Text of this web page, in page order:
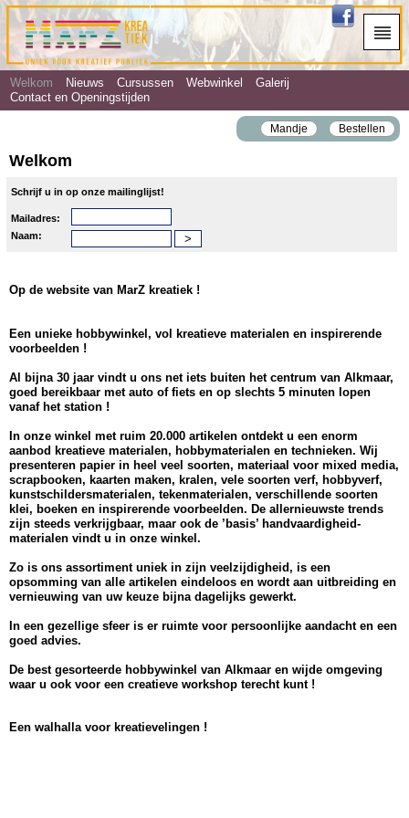
Welkom Nieuws Cursussen Webwinkel
Galerij
Contact en Openingstijden
Mandje Bestellen
Welkom
Schrijf u in op onze mailinglijst!
Mailadres:
Naam:
Op de website van MarZ kreatiek !
Een unieke hobbywinkel, vol kreatieve materialen en inspirerende
voorbeelden !
Al bijna 30 jaar vindt u ons net iets buiten het centrum van Alkmaar,
goed bereikbaar met auto of fiets en op slechts 5 minuten lopen
vanaf het station !
In onze winkel met ruim 20.000 artikelen ontdekt u een enorm
aanbod kreatieve materialen, hobbymaterialen en technieken. Wij
presenteren papier in heel veel soorten, materiaal voor mixed media,
scrapbooken, kaarten maken, kralen, vele soorten verf, hobbyverf,
kunstschildersmaterialen, tekenmaterialen, verschillende soorten
klei, boeken en inspirerende voorbeelden. De allernieuwste trends
zijn steeds verkrijgbaar, maar ook de ’basis’ handvaardigheid-
materialen vindt u in onze winkel.
Zo is ons assortiment uniek in zijn veelzijdigheid, is een
opsomming van alle artikelen eindeloos en wordt aan uitbreiding en
vernieuwing van uw keuze bijna dagelijks gewerkt.
In een gezellige sfeer is er ruimte voor persoonlijke aandacht en een
goed advies.
De best gesorteerde hobbywinkel van Alkmaar en wijde omgeving
waar u ook voor een creatieve workshop terecht kunt !
Een walhalla voor kreatievelingen !